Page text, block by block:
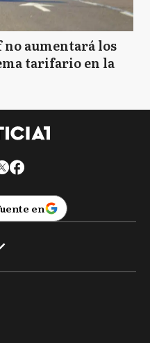
aumentará los
tarifario en la
en